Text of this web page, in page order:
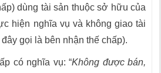
dùng tài sản thuộc sở hữu của
hiện nghĩa vụ và không giao tài
gọi là bên nhận thế chấp).
có nghĩa vụ: “Không được bán,